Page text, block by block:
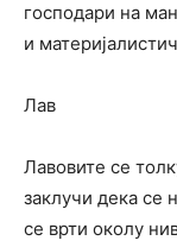
господари на
и
Лав
Лавовите се
заклучи дека се
се врти околу